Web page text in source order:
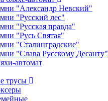
"Александр Невский"
"Русский лес"
"Русская правда"
"Русь Святая"
"Сталинградские"
"Слава Русскому Десанту"
автомат
трусы